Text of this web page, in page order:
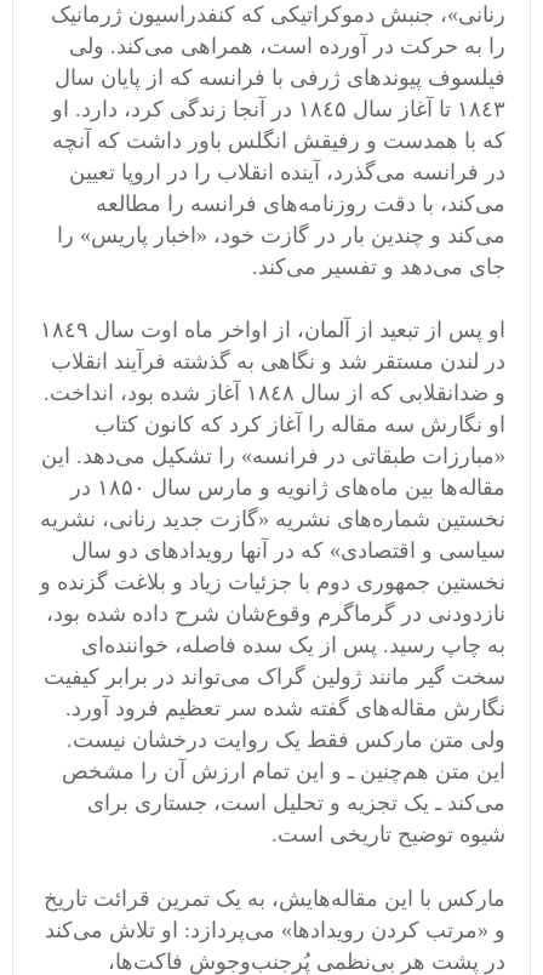
رنانی»، جنبش دموکراتیکی که کنفدراسیون ژرمانیک
را به حرکت در آورده است، همراهی می‌کند. ولی
فیلسوف پیوند‌های ژرفی با فرانسه که از پایان سال
١٨٤٣ تا آغاز سال ١٨٤۵ در آنجا زندگی کرد، دارد. او
که با همدست و رفیقش انگلس باور داشت که آنچه
در فرانسه می‌گذرد، آینده انقلاب را در اروپا تعیین
می‌کند، با دقت روزنامه‌های فرانسه را مطالعه
می‌کند و چندین بار در گازت خود، «اخبار پاریس» را
جای می‌دهد و تفسیر می‌کند. ‬
او پس از تبعید از آلمان، از اواخر ماه اوت سال ١٨٤٩
در لندن مستقر شد و نگاهی به گذشته فرآیند انقلاب
و ضدانقلابی که از سال ١٨٤٨ آغاز شده بود، انداخت.
او نگارش سه مقاله را آغاز کرد که کانون کتاب
«مبارزات طبقاتی در فرانسه» را تشکیل می‌دهد. این
مقاله‌ها بین ماه‌های ژانویه و مارس سال ١٨۵٠ در
نخستین شماره‌های نشریه «گازت جدید رنانی، نشریه
سیاسی و اقتصادی» که در آنها رویداد‌های دو سال
نخستین جمهوری دوم با جزئیات زیاد و بلاغت گزنده و
نازدودنی در گرماگرم وقوع‌شان شرح داده شده بود،
به چاپ رسید. پس از یک سده فاصله، خواننده‌ای
سخت گیر مانند ژولین گراک می‌تواند در برابر کیفیت
نگارش مقاله‌های گفته شده سر تعظیم فرود آورد.
ولی متن مارکس فقط یک روایت درخشان نیست.
این متن هم‌چنین ـ و این تمام ارزش آن را مشخص
می‌کند ـ یک تجزیه و تحلیل است، جستاری برای
شیوه توضیح تاریخی است.
مارکس با این مقاله‌هایش، به یک تمرین قرائت تاریخ
و «مرتب کردن رویدادها» می‌پردازد: او تلاش می‌کند
در پشت هر بی‌نظمی ‌پُر‌جنب‌و‌جوش فاکت‌ها،